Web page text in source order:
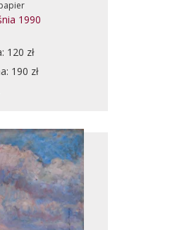
1990
120 zł
190 zł